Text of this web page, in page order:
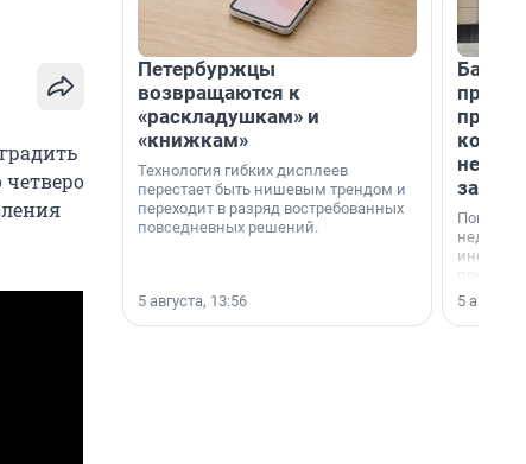
четверо
Петербуржцы
возвращаются к
«раскладушкам» и
«книжкам»
Технология гибких дисплеев
перестает быть нишевым трендом и
переходит в разряд востребованных
повседневных решений.
5 августа, 13:56
Банк
Покупка
офис,
успех
5